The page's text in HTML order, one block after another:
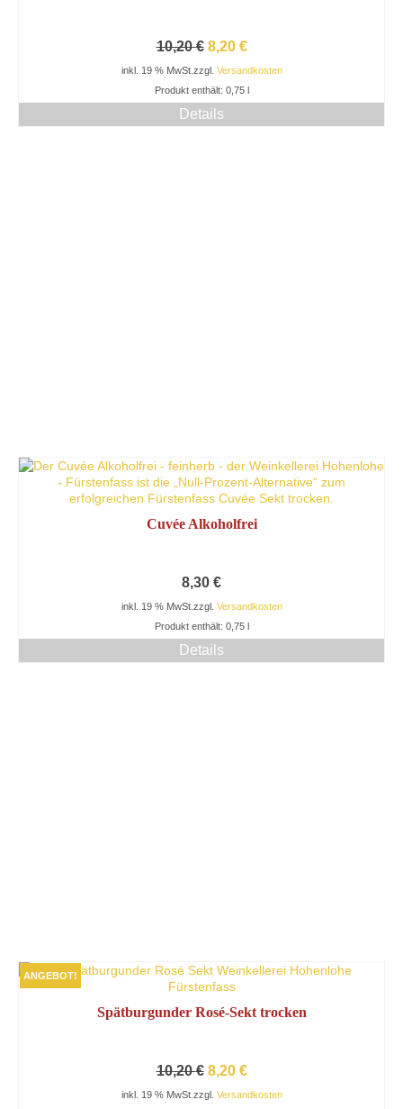
10,20€ Ursprünglicher
war:
10,20 €
8,20 €Aktueller
ist:
8,20 €.
inkl. 19 % MwSt. zzgl. Versandkosten
Produkt enthält: 0,75
Details
Cuvée Alkoholfrei
8,30 €
inkl. 19 % MwSt. zzgl. Versandkosten
Produkt enthält: 0,75 l
Details
ANGEBOT!
Spätburgunder Rosé-Sekt trocken
10,20€ Ursprünglicher
war:
8,20 €Aktueller
ist:
inkl. 19 % MwSt. zzgl. Versandkosten